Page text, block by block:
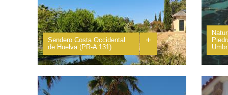
El Terrón, Fischerei- und allererster Sporthafen, ist
ganz in der Nähe der Mündung des Flusses
Piedras gelegen, innerhalb des...
Vive
Sendero Costa Occidental
de Huelva (PR-A 131)
+